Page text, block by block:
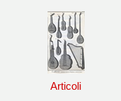
Articoli